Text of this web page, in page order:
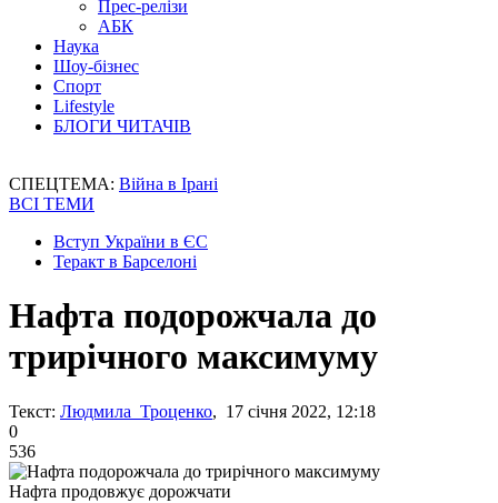
Прес-релізи
АБК
Наука
Шоу-бізнес
Спорт
Lifestyle
БЛОГИ ЧИТАЧІВ
СПЕЦТЕМА: Війна в Ірані
ВСІ ТЕМИ
Вступ України в ЄС
Теракт в Барселоні
Нафта подорожчала до
трирічного максимуму
Текст: Людмила Троценко, 17 січня 2022, 12:18
0
536
Нафта продовжує дорожчати